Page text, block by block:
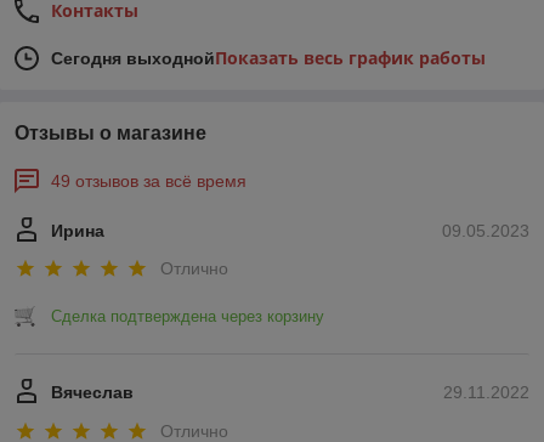
Контакты
Сегодня выходнойПоказать весь график работы
Отзывы о магазине
49 отзывов за всё время
09.05.2023
Ирина
Отлично
Сделка подтверждена через корзину
29.11.2022
Вячеслав
Отлично